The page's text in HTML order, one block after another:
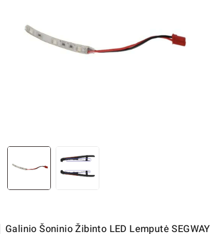
Galinio Šoninio Žibinto LED Lemputė SEGWAY